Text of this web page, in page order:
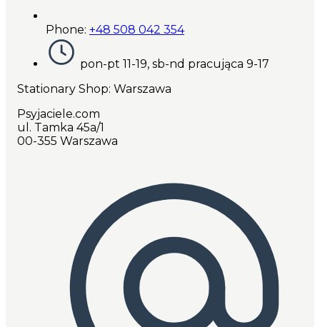
Phone: +48 508 042 354
pon-pt 11-19, sb-nd pracująca 9-17
Stationary Shop: Warszawa
Psyjaciele.com
ul. Tamka 45a/1
00-355 Warszawa